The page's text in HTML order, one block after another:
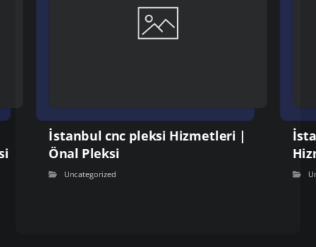
İstanbul cnc pleksi Hizmetleri |
Önal Pleksi
Uncategorized